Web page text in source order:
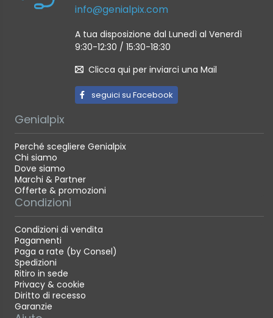
info@genialpix.com
A tua disposizione dal Lunedì al Venerdì
9:30-12:30 / 15:30-18:30
Clicca qui per inviarci una Mail
seguici su Facebook
Genialpix
Perché scegliere Genialpix
Chi siamo
Dove siamo
Marchi & Partner
Offerte & promozioni
Condizioni
Condizioni di vendita
Pagamenti
Paga a rate (by Consel)
Spedizioni
Ritiro in sede
Privacy & cookie
Diritto di recesso
Garanzie